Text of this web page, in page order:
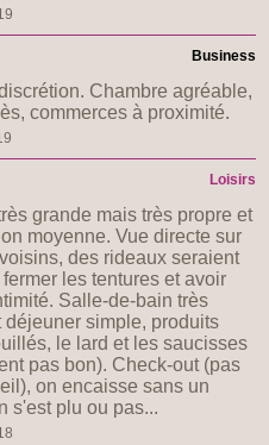
Business
Chambre agréable,
commerces à proximité.
Loisirs
grande mais très propre et
moyenne. Vue directe sur
des rideaux seraient
les tentures et avoir
Salle-de-bain très
simple, produits
le lard et les saucisses
pas bon). Check-out (pas
on encaisse sans un
s'est plu ou pas...